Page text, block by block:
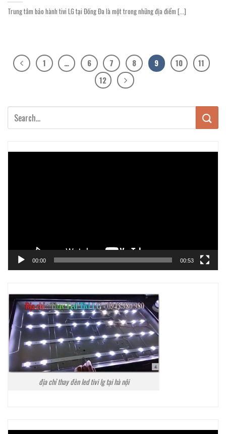
Trung tâm bảo hành tivi LG tại Đống Đa là một trong những địa điểm [...]
1 … 6 7 8 9 10
11
12
00:00 00:53
địa chỉ thay đèn led tivi lg tại hà nội